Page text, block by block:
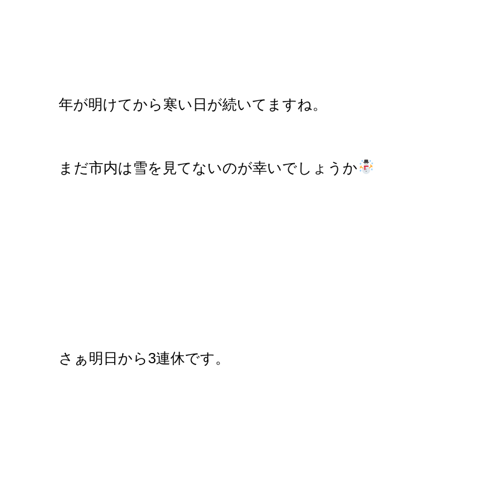
年が明けてから寒い日が続いてますね。
まだ市内は雪を見てないのが幸いでしょうか
さぁ明日から3連休です。